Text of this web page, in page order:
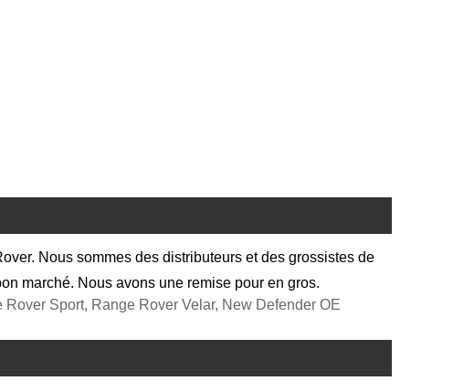
Nous sommes des distributeurs et des grossistes de
marché. Nous avons une remise pour en gros.
Sport, Range Rover Velar, New Defender OE